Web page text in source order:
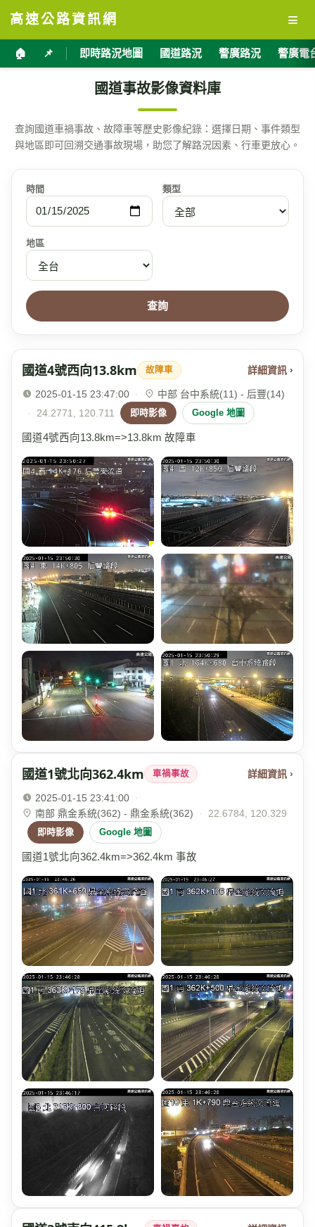
高速公路資訊網 ≡
🏠 📌 即時路況地圖 國道路況 警廣路況 警廣電
國道事故影像資料庫
查詢國道車禍事故、故障車等歷史影像紀錄：選擇日期、事件類型
與地區即可回溯交通事故現場，助您了解路況因素、行車更放心。
時間 類型
地區
查詢
國道4號西向13.8km 故障車 詳細資訊 ›
2025-01-15 23:47:00 ·
中部 台中系統(11) - 后豐(14)
·
24.2771, 120.711 即時影像 Google 地圖
國道4號西向13.8km=>13.8km 故障車
國道1號北向362.4km 車禍事故 詳細資訊 ›
2025-01-15 23:41:00
·
南部 鼎金系統(362) - 鼎金系統(362)
· 22.6784, 120.329
即時影像 Google 地圖
國道1號北向362.4km=>362.4km 事故